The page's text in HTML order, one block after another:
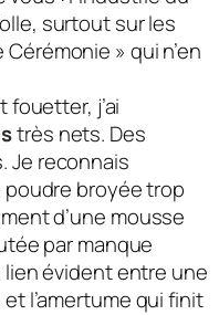
surtout sur les
Cérémonie » qui n’en
fouetter, j’ai
très nets. Des
Je reconnais
poudre broyée trop
d’une mousse
par manque
lien évident entre une
l’amertume qui finit